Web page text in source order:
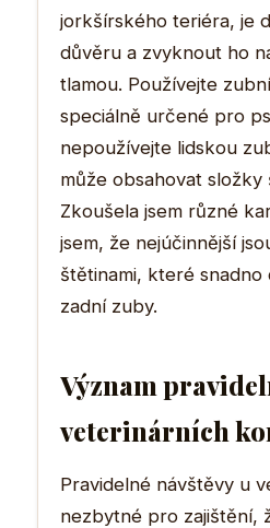
jorkšírského teriéra, je
důvěru a zvyknout ho
tlamou. Používejte
speciálně určené pro
nepoužívejte lidskou
může obsahovat
Zkoušela jsem různé
jsem, že nejúčinnější
štětinami, které snadno
zadní zuby.
Význam
veterinárních
Pravidelné návštěvy u
nezbytné pro zajištění,